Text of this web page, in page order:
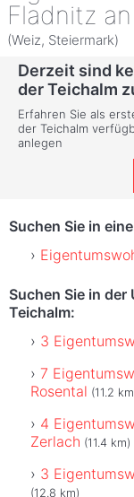
Fladnitz
(Weiz, Steiermark)
Derzeit sind
der Teichalm
Erfahren Sie als
der Teichalm
anlegen
Suchen Sie in
Suchen Sie in
Teichalm:
3
7
Rosental (11.2
4
Zerlach (11.4 km)
3
(12.8 km)